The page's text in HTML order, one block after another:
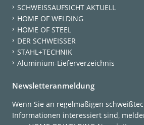
SCHWEISSAUFSICHT AKTUELL
HOME OF WELDING
HOME OF STEEL
DER SCHWEISSER
STAHL+TECHNIK
Aluminium-Lieferverzeichnis
Newsletteranmeldung
Wenn Sie an regelmäßigen
Informationen interessiert sind,